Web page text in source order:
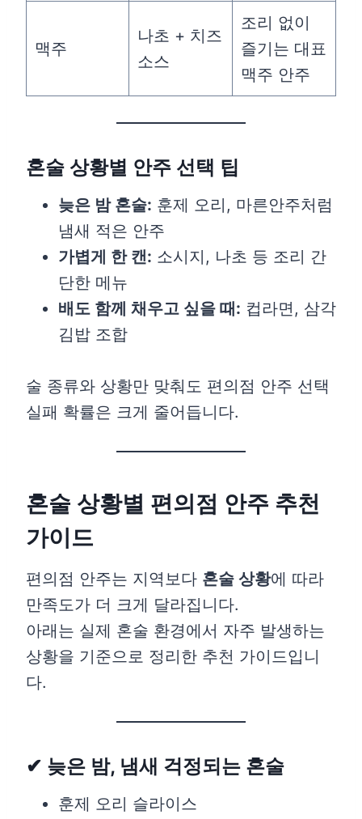
맥주
나초 + 치즈
소스
조리 없이
즐기는 대표
맥주 안주
혼술 상황별 안주 선택 팁
늦은 밤 혼술: 훈제 오리, 마른안주처럼
냄새 적은 안주
가볍게 한 캔: 소시지, 나초 등 조리 간
단한 메뉴
배도 함께 채우고 싶을 때: 컵라면, 삼각
김밥 조합
술 종류와 상황만 맞춰도 편의점 안주 선택
실패 확률은 크게 줄어듭니다.
혼술 상황별 편의점 안주 추천
가이드
편의점 안주는 지역보다 혼술 상황에 따라
만족도가 더 크게 달라집니다.
아래는 실제 혼술 환경에서 자주 발생하는
상황을 기준으로 정리한 추천 가이드입니
다.
✔ 늦은 밤, 냄새 걱정되는 혼술
훈제 오리 슬라이스